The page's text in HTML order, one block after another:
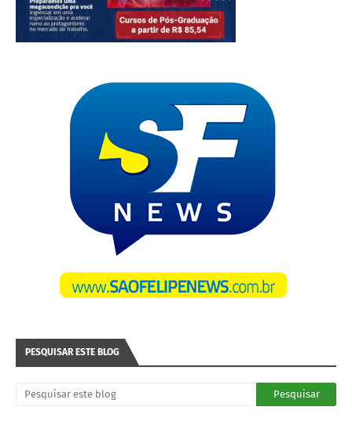
PESQUISAR ESTE BLOG